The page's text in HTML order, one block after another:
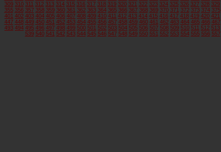
309 310 311 312 313 314 315 316 317 318 319 320 321 322 323 324 325 326 327 328 329
355 356 357 358 359 360 361 362 363 364 365 366 367 368 369 370 371 372 373 374 375
401 402 403 404 405 406 407 408 409 410 411 412 413 414 415 416 417 418 419 420 421
447 448 449 450 451 452 453 454 455 456 457 458 459 460 461 462 463 464 465 466 467
493 494 495 496 497 498 499 500 501 502 503 504 505 506 507 508 509 510 511 512 513
539 540 541 542 543 544 545 546 547 548 549 550 551 552 553 554 555 556 557